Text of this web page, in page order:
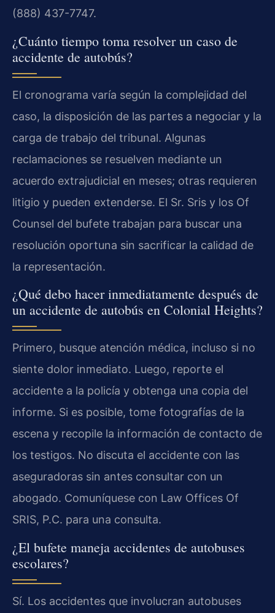
(888) 437-7747.
¿Cuánto tiempo toma resolver un caso de
accidente de autobús?
El cronograma varía según la complejidad del
caso, la disposición de las partes a negociar y la
carga de trabajo del tribunal. Algunas
reclamaciones se resuelven mediante un
acuerdo extrajudicial en meses; otras requieren
litigio y pueden extenderse. El Sr. Sris y los Of
Counsel del bufete trabajan para buscar una
resolución oportuna sin sacrificar la calidad de
la representación.
¿Qué debo hacer inmediatamente después de
un accidente de autobús en Colonial Heights?
Primero, busque atención médica, incluso si no
siente dolor inmediato. Luego, reporte el
accidente a la policía y obtenga una copia del
informe. Si es posible, tome fotografías de la
escena y recopile la información de contacto de
los testigos. No discuta el accidente con las
aseguradoras sin antes consultar con un
abogado. Comuníquese con Law Offices Of
SRIS, P.C. para una consulta.
¿El bufete maneja accidentes de autobuses
escolares?
Sí. Los accidentes que involucran autobuses